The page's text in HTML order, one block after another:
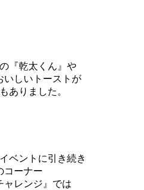
『乾太くん』や
いしいトーストが
ありました。
ベントに引き続き
コーナー
ャレンジ』では